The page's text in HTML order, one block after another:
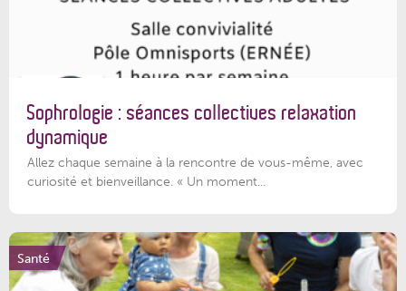
Sophrologie : séances collectives relaxation
dynamique
Allez chaque semaine à la rencontre de vous-même, avec
curiosité et bienveillance. « Un moment...
Santé